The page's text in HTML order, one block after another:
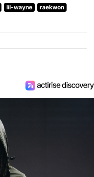
lil-wayne
raekwon